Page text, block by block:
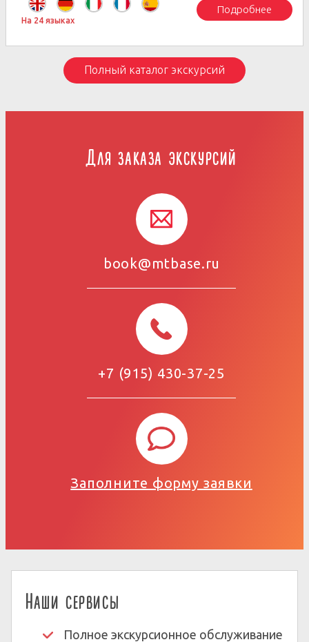
На 24 языках
Подробнее
Полный каталог экскурсий
Для заказа экскурсий
book@mtbase.ru
+7 (915) 430-37-25
Заполните форму заявки
Наши сервисы
Полное экскурсионное обслуживание